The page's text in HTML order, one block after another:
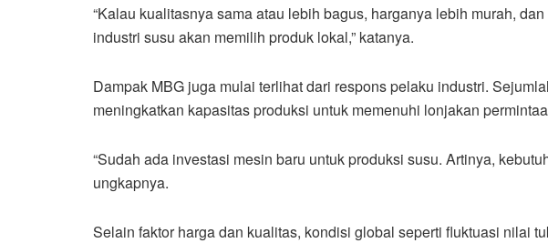
“Kalau kualitasnya sama atau lebih bagus, harganya lebih murah,
industri susu akan memilih produk lokal,” katanya.
Dampak MBG juga mulai terlihat dari respons pelaku industri.
meningkatkan kapasitas produksi untuk memenuhi lonjakan
“Sudah ada investasi mesin baru untuk produksi susu. Artinya,
ungkapnya.
Selain faktor harga dan kualitas, kondisi global seperti fluktuasi nilai